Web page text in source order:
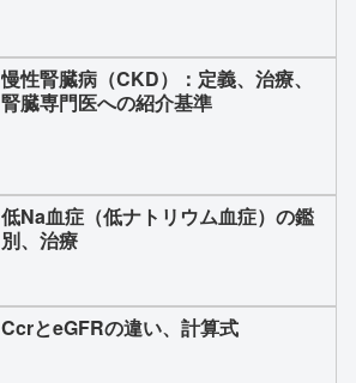
慢性腎臓病（CKD）：定義、治療、
腎臓専門医への紹介基準
低Na血症（低ナトリウム血症）の鑑
別、治療
CcrとeGFRの違い、計算式